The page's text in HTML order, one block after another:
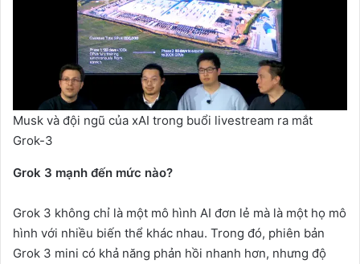
Musk và đội ngũ của xAI trong buổi livestream ra mắt
Grok-3
Grok 3 mạnh đến mức nào?
Grok 3 không chỉ là một mô hình AI đơn lẻ mà là một họ mô
hình với nhiều biến thể khác nhau. Trong đó, phiên bản
Grok 3 mini có khả năng phản hồi nhanh hơn, nhưng độ